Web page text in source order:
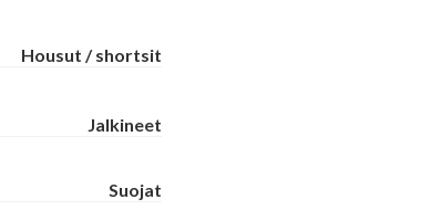
Housut / shortsit
Jalkineet
Suojat